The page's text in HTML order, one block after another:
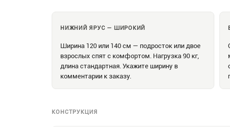
НИЖНИЙ ЯРУС — ШИРОКИЙ
Ширина 120 или 140 см — подросток или двое
взрослых спят с комфортом. Нагрузка 90 кг,
длина стандартная. Укажите ширину в
комментарии к заказу.
КОНСТРУКЦИЯ